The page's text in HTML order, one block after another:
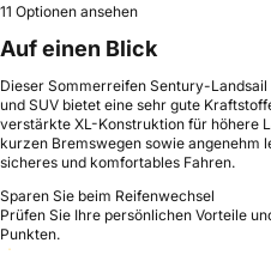
11 Optionen ansehen
Auf einen Blick
Dieser Sommerreifen Sentury-Landsail
und SUV bietet eine sehr gute
verstärkte XL-Konstruktion für höhere
kurzen Bremswegen sowie angenehm
sicheres und komfortables Fahren.
Sparen Sie beim Reifenwechsel
Prüfen Sie Ihre persönlichen Vorteile
Punkten.